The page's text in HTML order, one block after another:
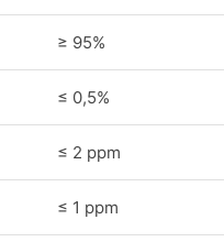
≥ 95%
≤ 0,5%
≤ 2 ppm
≤ 1 ppm